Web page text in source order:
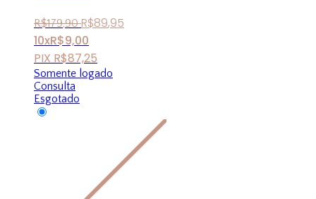
R$179,90 R$89,95
10xR$9,00
PIX R$87,25
Somente logado
Consulta
Esgotado